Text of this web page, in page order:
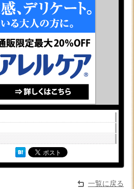
一覧に戻る